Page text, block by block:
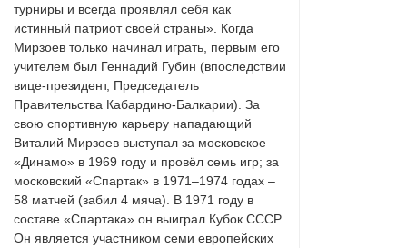
турниры и всегда проявлял себя как
истинный патриот своей страны». Когда
Мирзоев только начинал играть, первым его
учителем был Геннадий Губин (впоследствии
вице-президент, Председатель
Правительства Кабардино-Балкарии). За
свою спортивную карьеру нападающий
Виталий Мирзоев выступал за московское
«Динамо» в 1969 году и провёл семь игр; за
московский «Спартак» в 1971–1974 годах –
58 матчей (забил 4 мяча). В 1971 году в
составе «Спартака» он выиграл Кубок СССР.
Он является участником семи европейских